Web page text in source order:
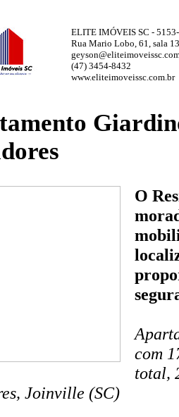
ELITE IMÓVEIS SC -
Rua Mario Lobo, 61, sala
(47) 3454-8432
www.eliteimoveissc.com.br
O
com
total,
Joinville (SC)